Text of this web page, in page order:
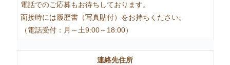
電話でのご応募もお待ちしております。
面接時には履歴書（写真貼付）をお持ちください。
（電話受付：月～土9:00～18:00）
連絡先住所